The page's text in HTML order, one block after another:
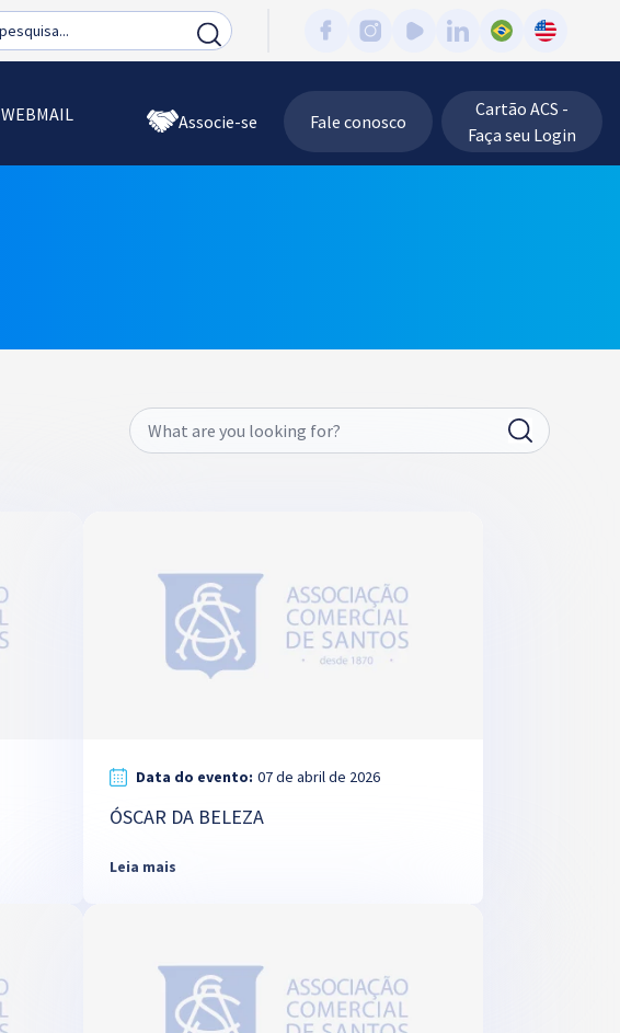
WEBMAIL Associe-se Fale conosco
Cartão ACS -
Faça seu Login
Data do evento: 07 de abril de 2026
ÓSCAR DA BELEZA
Leia mais